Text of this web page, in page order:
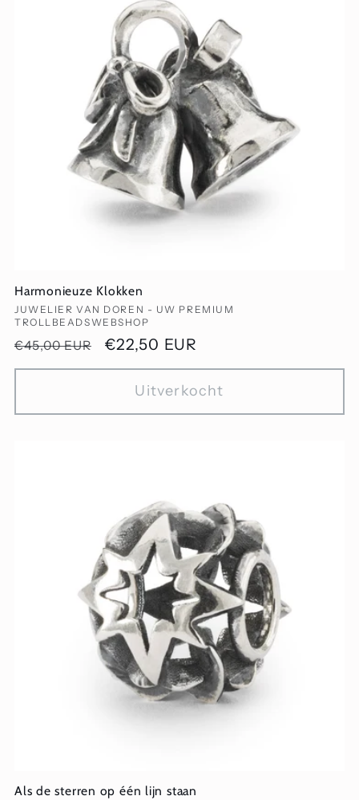
Harmonieuze Klokken
Verkoper:
JUWELIER VAN DOREN - UW PREMIUM
TROLLBEADSWEBSHOP
Normale
prijs
€45,00 EUR Aanbiedingsprijs
€22,50 EUR
Uitverkocht
Als de sterren op één lijn staan